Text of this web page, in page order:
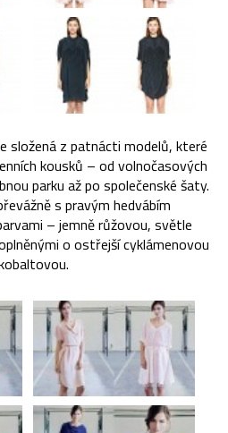
složená z patnácti modelů, které
kousků – od volnočasových
parku až po společenské šaty.
s pravým hedvábím
– jemně růžovou, světle
o ostřejší cyklámenovou